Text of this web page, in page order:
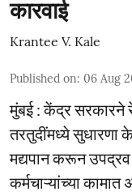
कारवाई
Krantee V. Kale
Published on: 06 Aug
मुंबई : केंद्र सरकारने
तरतुदींमध्ये सुधारणा
मद्यपान करून
कर्मचाऱ्यांच्या